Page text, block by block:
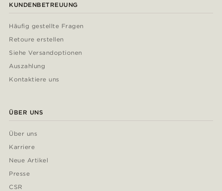
KUNDENBETREUUNG
Häufig gestellte Fragen
Retoure erstellen
Siehe Versandoptionen
Auszahlung
Kontaktiere uns
ÜBER UNS
Über uns
Karriere
Neue Artikel
Presse
CSR